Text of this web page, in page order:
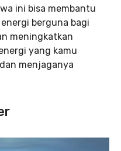
ini bisa membantu
berguna bagi
meningkatkan
yang kamu
menjaganya